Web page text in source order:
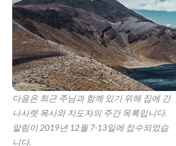
다음은 최근 주님과 함께 있기 위해 집에 간
나사렛 목사와 지도자의 주간 목록입니다.
알림이 2019년 12월 7-13일에 접수되었습
니다.